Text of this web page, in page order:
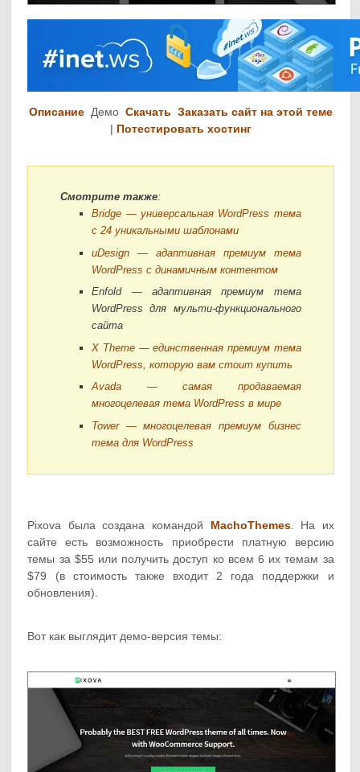
ОписаниеДемо Скачать Заказать сайт на этой теме
| Потестировать хостинг
Смотрите также:
Bridge — универсальная WordPress тема
с 24 уникальными шаблонами
uDesign — адаптивная премиум тема
WordPress с динамичным контентом
Enfold — адаптивная премиум тема
WordPress для мульти-функционального
сайта
X Theme — единственная премиум тема
WordPress, которую вам стоит купить
Avada — самая продаваемая
многоцелевая тема WordPress в мире
Tower — многоцелевая премиум бизнес
тема для WordPress
Pixova была создана командой MachoThemes. На их
сайте есть возможность приобрести платную версию
темы за $55 или получить доступ ко всем 6 их темам за
$79 (в стоимость также входит 2 года поддержки и
обновления).
Вот как выглядит демо-версия темы: